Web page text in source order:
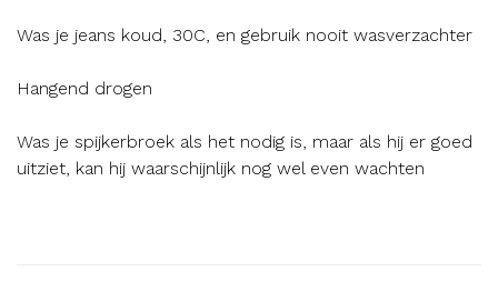
Was je jeans koud, 30C, en gebruik nooit wasverzachter
Hangend drogen
Was je spijkerbroek als het nodig is, maar als hij er goed
uitziet, kan hij waarschijnlijk nog wel even wachten